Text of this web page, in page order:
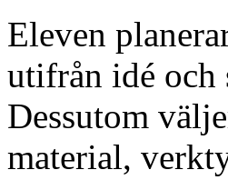
Eleven
utifrån idé och
Dessutom
material,